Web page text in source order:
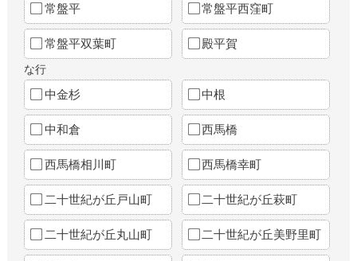
常盤平 常盤平西窪町
常盤平双葉町 殿平賀
な行
中金杉 中根
中和倉 西馬橋
西馬橋相川町 西馬橋幸町
二十世紀が丘戸山町 二十世紀が丘萩町
二十世紀が丘丸山町 二十世紀が丘美野里町